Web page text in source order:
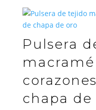
Pulsera
chapa de